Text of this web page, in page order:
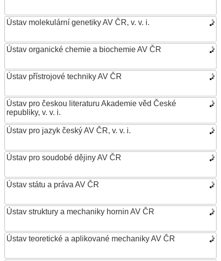
Ústav molekulární genetiky AV ČR, v. v. i.
Ústav organické chemie a biochemie AV ČR
Ústav přístrojové techniky AV ČR
Ústav pro českou literaturu Akademie věd České
republiky, v. v. i.
Ústav pro jazyk český AV ČR, v. v. i.
Ústav pro soudobé dějiny AV ČR
Ústav státu a práva AV ČR
Ústav struktury a mechaniky hornin AV ČR
Ústav teoretické a aplikované mechaniky AV ČR